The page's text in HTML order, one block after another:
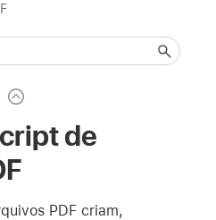
de
PDF criam,